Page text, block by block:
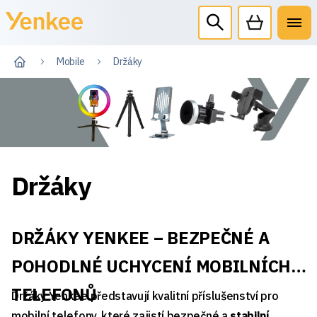
Mobile Držáky
Držáky
DRŽÁKY YENKEE – BEZPEČNÉ A
POHODLNÉ UCHYCENÍ MOBILNÍCH
TELEFONŮ
Držáky Yenkee představují kvalitní příslušenství pro